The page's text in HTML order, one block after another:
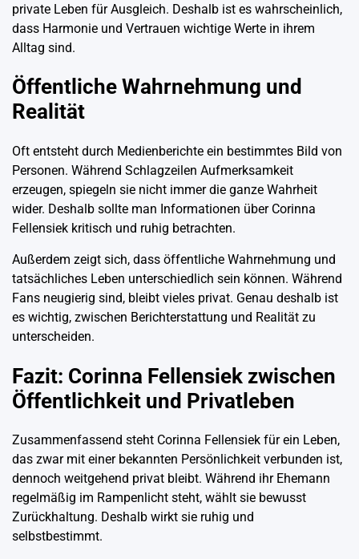
private Leben für Ausgleich. Deshalb ist es wahrscheinlich,
dass Harmonie und Vertrauen wichtige Werte in ihrem
Alltag sind.
Öffentliche Wahrnehmung und
Realität
Oft entsteht durch Medienberichte ein bestimmtes Bild von
Personen. Während Schlagzeilen Aufmerksamkeit
erzeugen, spiegeln sie nicht immer die ganze Wahrheit
wider. Deshalb sollte man Informationen über Corinna
Fellensiek kritisch und ruhig betrachten.
Außerdem zeigt sich, dass öffentliche Wahrnehmung und
tatsächliches Leben unterschiedlich sein können. Während
Fans neugierig sind, bleibt vieles privat. Genau deshalb ist
es wichtig, zwischen Berichterstattung und Realität zu
unterscheiden.
Fazit: Corinna Fellensiek zwischen
Öffentlichkeit und Privatleben
Zusammenfassend steht Corinna Fellensiek für ein Leben,
das zwar mit einer bekannten Persönlichkeit verbunden ist,
dennoch weitgehend privat bleibt. Während ihr Ehemann
regelmäßig im Rampenlicht steht, wählt sie bewusst
Zurückhaltung. Deshalb wirkt sie ruhig und
selbstbestimmt.